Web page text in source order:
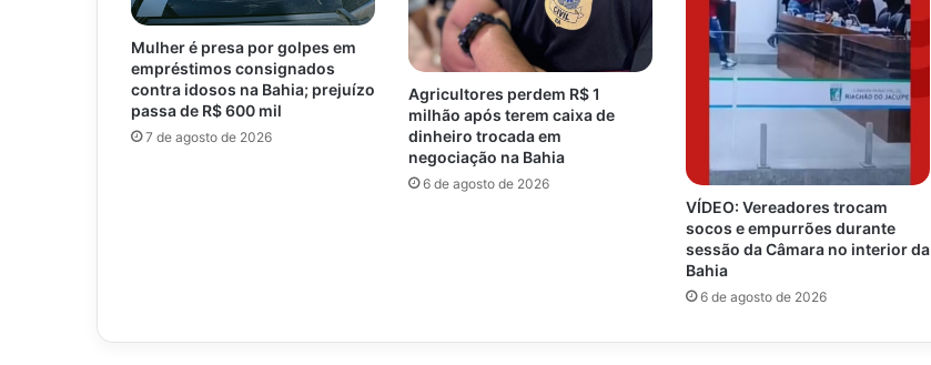
Mulher é presa por golpes em
empréstimos consignados
contra idosos na Bahia; prejuízo
passa de R$ 600 mil
7 de agosto de 2026
Agricultores perdem R$ 1
milhão após terem caixa de
dinheiro trocada em
negociação na Bahia
6 de agosto de 2026
VÍDEO: Vereadores trocam
socos e empurrões durante
sessão da Câmara no interior da
Bahia
6 de agosto de 2026